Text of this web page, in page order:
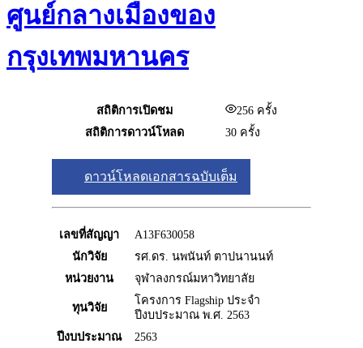
ศูนย์กลางเมืองของ
กรุงเทพมหานคร
สถิติการเปิดชม 256 ครั้ง
สถิติการดาวน์โหลด
30 ครั้ง
ดาวน์โหลดเอกสารฉบับเต็ม
เลขที่สัญญา
A13F630058
นักวิจัย
รศ.ดร. นพนันท์ ตาปนานนท์
หน่วยงาน
จุฬาลงกรณ์มหาวิทยาลัย
ทุนวิจัย
โครงการ Flagship ประจำ
ปีงบประมาณ พ.ศ. 2563
ปีงบประมาณ
2563